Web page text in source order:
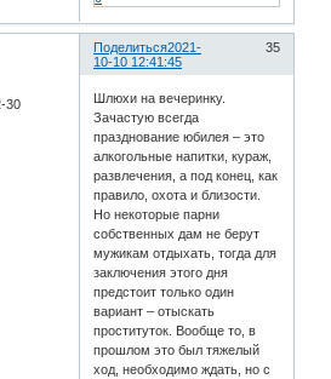
Поделиться 35
2021-
10-10 12:41:45
30
Шлюхи на вечеринку.
Зачастую всегда
празднование юбилея – это
алкогольные напитки, кураж,
развлечения, а под конец, как
правило, охота и близости.
Но некоторые парни
собственных дам не берут
мужикам отдыхать, тогда для
заключения этого дня
предстоит только один
вариант – отыскать
проституток. Вообще то, в
прошлом это был тяжелый
ход, необходимо ждать, но с